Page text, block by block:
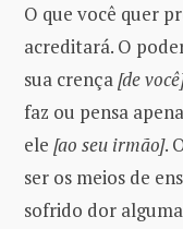
O que você quer
acreditará. O
sua crença[de
faz ou pensa
ele [ao seu irmão].
ser os meios de
sofrido dor